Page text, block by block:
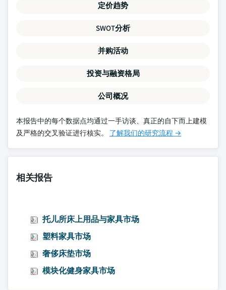
定价趋势
SWOT分析
并购活动
投资与融资格局
公司概况
本报告中的每个数据点均通过一手访谈、真正的自下而上建模
及严格的交叉验证进行核实。 了解我们的研究流程 →
相关报告
托儿所床上用品与家具市场
塑料家具市场
奢侈床垫市场
模块化健身家具市场